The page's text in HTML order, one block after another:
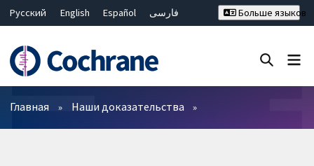
Русский English Español
فارسی
Bahasa Malaysia
ไทย
繁體中文
简体中文
Больше языков
Фильтры
Главная Наши доказательства